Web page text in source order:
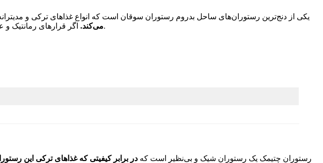
یکی از دنج‌ترین رستوران‌های ساحل بدروم رستوران سوقان است که انواع غذاهای ترکی و
می‌کند.اگر قرارهای رمانتیک و عاشقانه دارید این رستوران با طراحی زیبا و صندلی‌های چیده شده بر روی شن‌های ساحل بهترین گزینه است.
رستوران چتیمک یک رستوران شیک و بی‌نظیر است که در برابر کیفیتی که غذاهای ترکی این